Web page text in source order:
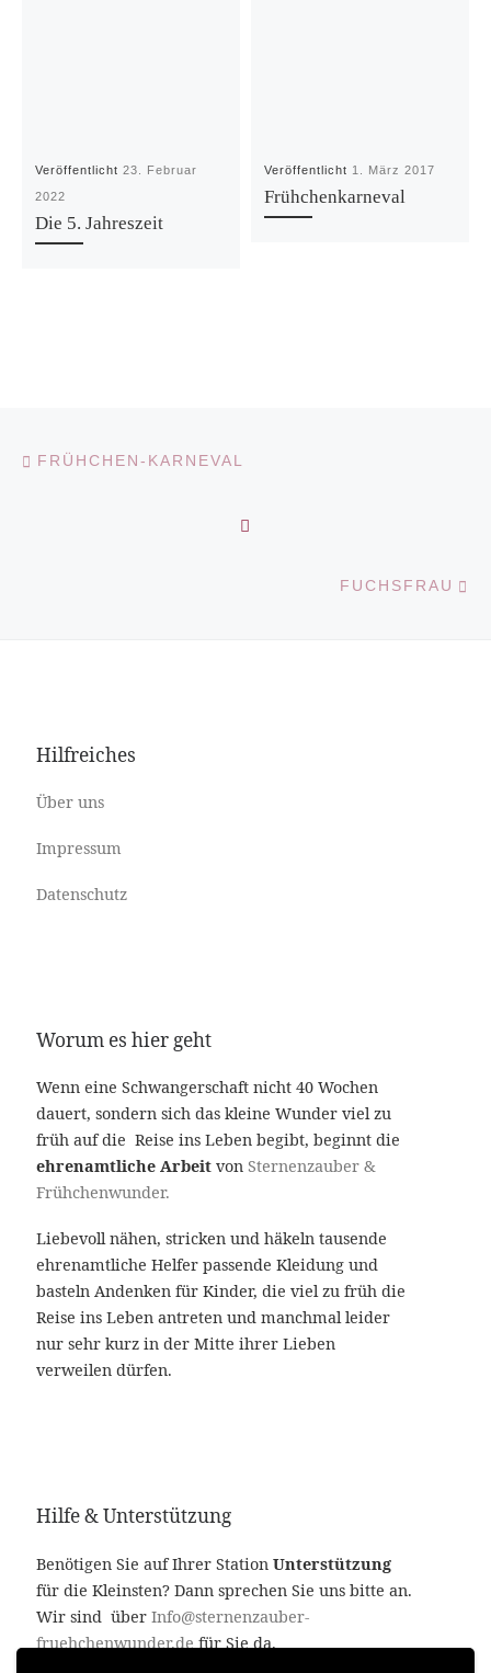
Veröffentlicht23. Februar
2022
Die 5. Jahreszeit
Veröffentlicht 1. März 2017
Frühchenkarneval
Beitragsnavigation
FRÜHCHEN-KARNEVAL
FUCHSFRAU
Hilfreiches
Über uns
Impressum
Datenschutz
Worum es hier geht
Wenn eine Schwangerschaft nicht 40 Wochen
dauert, sondern sich das kleine Wunder viel zu
früh auf die Reise ins Leben begibt, beginnt die
ehrenamtliche Arbeit von Sternenzauber &
Frühchenwunder.
Liebevoll nähen, stricken und häkeln tausende
ehrenamtliche Helfer passende Kleidung und
basteln Andenken für Kinder, die viel zu früh die
Reise ins Leben antreten und manchmal leider
nur sehr kurz in der Mitte ihrer Lieben
verweilen dürfen.
Hilfe & Unterstützung
Benötigen Sie auf Ihrer Station Unterstützung
für die Kleinsten? Dann sprechen Sie uns bitte an.
Wir sind über Info@sternenzauber-
fruehchenwunder.de für Sie da.